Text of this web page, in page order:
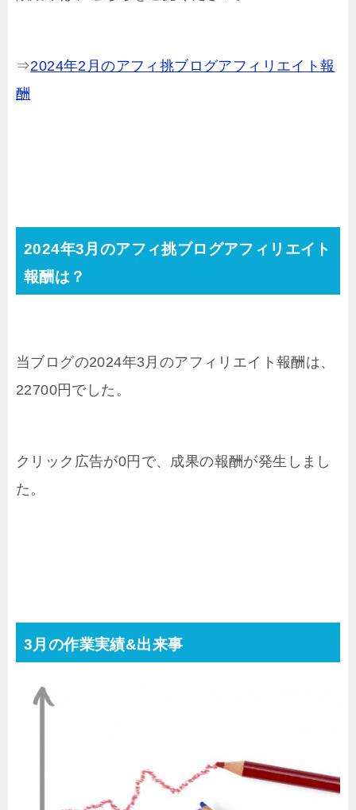
⇒2024年2月のアフィ挑ブログアフィリエイト報
酬
2024年3月のアフィ挑ブログアフィリエイト
報酬は？
当ブログの2024年3月のアフィリエイト報酬は、
22700円でした。
クリック広告が0円で、成果の報酬が発生しまし
た。
3月の作業実績&出来事